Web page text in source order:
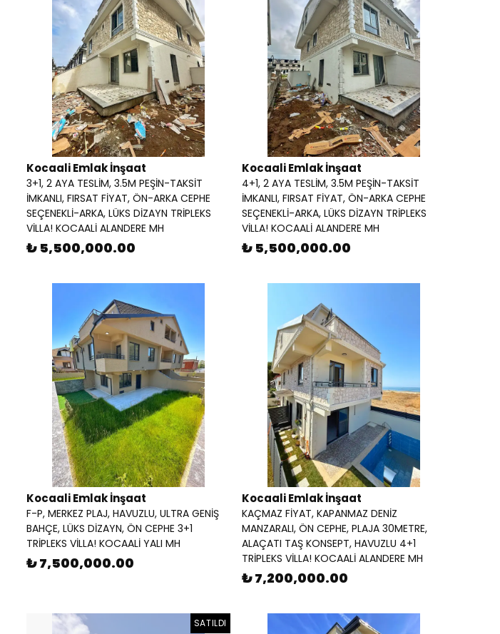
Kocaali Emlak İnşaat
3+1, 2 AYA TESLİM, 3.5M PEŞİN-TAKSİT
İMKANLI, FIRSAT FİYAT, ÖN-ARKA CEPHE
SEÇENEKLİ-ARKA, LÜKS DİZAYN TRİPLEKS
VİLLA! KOCAALİ ALANDERE MH
₺ 5,500,000.00
Kocaali Emlak İnşaat
4+1, 2 AYA TESLİM, 3.5M PEŞİN-TAKSİT
İMKANLI, FIRSAT FİYAT, ÖN-ARKA CEPHE
SEÇENEKLİ-ARKA, LÜKS DİZAYN TRİPLEKS
VİLLA! KOCAALİ ALANDERE MH
₺ 5,500,000.00
Kocaali Emlak İnşaat
F-P, MERKEZ PLAJ, HAVUZLU, ULTRA GENİŞ
BAHÇE, LÜKS DİZAYN, ÖN CEPHE 3+1
TRİPLEKS VİLLA! KOCAALİ YALI MH
₺ 7,500,000.00
Kocaali Emlak İnşaat
KAÇMAZ FİYAT, KAPANMAZ DENİZ
MANZARALI, ÖN CEPHE, PLAJA 30METRE,
ALAÇATI TAŞ KONSEPT, HAVUZLU 4+1
TRİPLEKS VİLLA! KOCAALİ ALANDERE MH
₺ 7,200,000.00
SATILDI